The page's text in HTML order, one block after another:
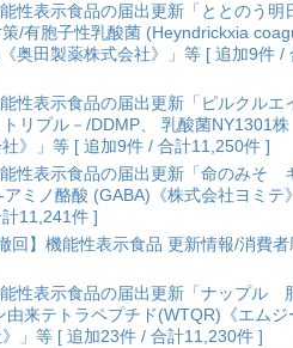
性表示食品の届出更新「ととのう
/有胞子性乳酸菌 (Heyndrickxia
奥田製薬株式会社》」等 [ 追加9件 /
性表示食品の届出更新「ピルクルエ
リプル－/DDMP、 乳酸菌NY1301株
》」等 [ 追加9件 / 合計11,250件 ]
性表示食品の届出更新「命のみそ
アミノ酪酸 (GABA)《株式会社ヨミテ
11,241件 ]
回】機能性表示食品 更新情報/消費者
性表示食品の届出更新「ナップル
由来テトラペプチド(WTQR)《エムジ
」等 [ 追加23件 / 合計11,230件 ]